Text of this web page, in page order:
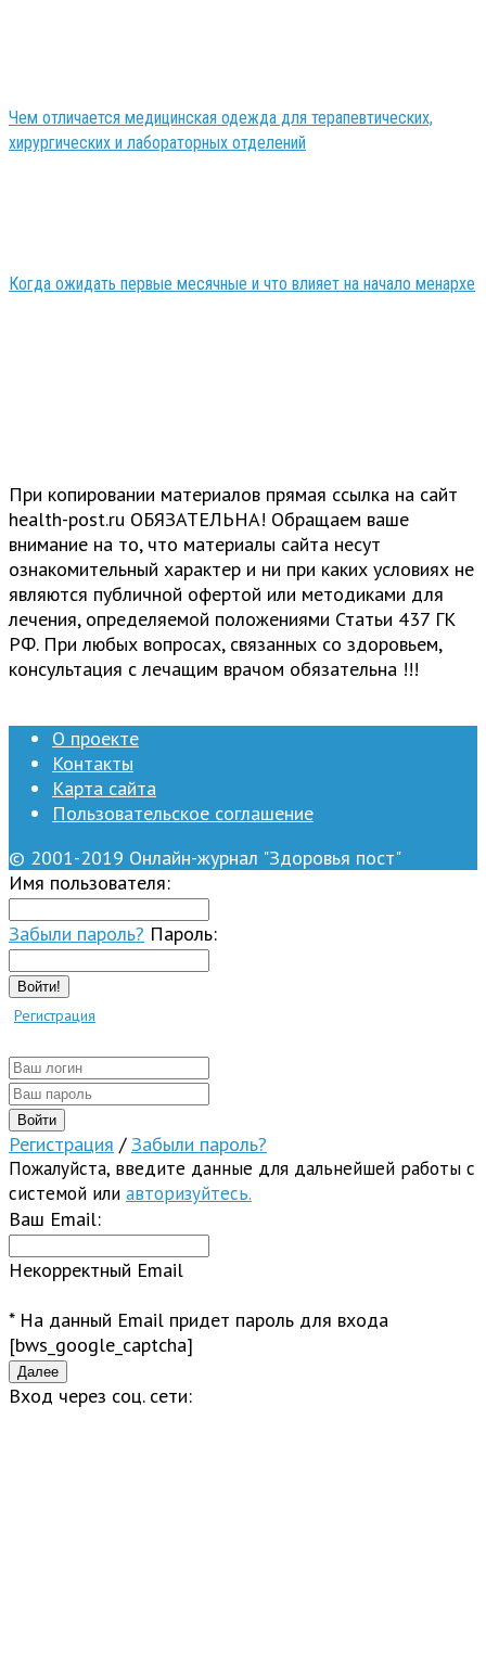
Чем отличается медицинская одежда для терапевтических,
хирургических и лабораторных отделений
Когда ожидать первые месячные и что влияет на начало менархе
При копировании материалов прямая ссылка на сайт
health-post.ru ОБЯЗАТЕЛЬНА! Обращаем ваше
внимание на то, что материалы сайта несут
ознакомительный характер и ни при каких условиях не
являются публичной офертой или методиками для
лечения, определяемой положениями Статьи 437 ГК
РФ. При любых вопросах, связанных со здоровьем,
консультация с лечащим врачом обязательна !!!
О проекте
Контакты
Карта сайта
Пользовательское соглашение
© 2001-2019 Онлайн-журнал "Здоровья пост"
Имя пользователя:
Забыли пароль? Пароль:
Войти!
Регистрация
Регистрация / Забыли пароль?
Пожалуйста, введите данные для дальнейшей работы с
системой или авторизуйтесь.
Ваш Email:
Некорректный Email
* На данный Email придет пароль для входа
[bws_google_captcha]
Вход через соц. сети: